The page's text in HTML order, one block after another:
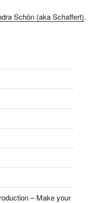
Schön (aka Schaffert).
– Make your